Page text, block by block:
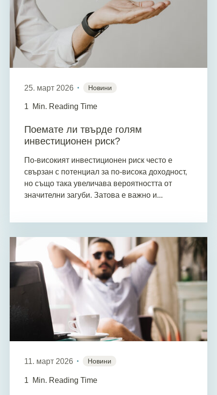
25. март 2026 Новини
1 Min. Reading Time
Поемате ли твърде голям
инвестиционен риск?
По-високият инвестиционен риск често е
свързан с потенциал за по-висока доходност,
но също така увеличава вероятността от
значителни загуби. Затова е важно и...
11. март 2026 Новини
1 Min. Reading Time